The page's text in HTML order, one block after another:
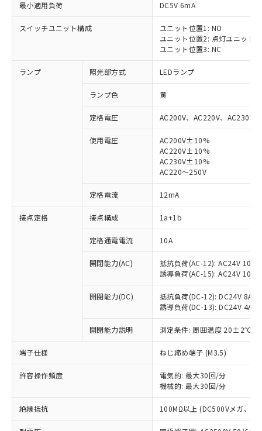
最小適用負荷 DC5V 6mA
スイッチユニット構成
ユニット位置1: NO
ユニット位置2: 点灯ユニット
ユニット位置3: NC
ランプ 照光部方式 LEDランプ
ランプ色 黄
定格電圧 AC200V、AC220V、AC230V
使用電圧
AC200V±10%
AC220V±10%
AC230V±10%
AC220～250V
定格電流 12mA
接点定格 接点構成 1a+1b
定格通電電流 10A
開閉能力(AC)
抵抗負荷(AC-12): AC24V 10A/
誘導負荷(AC-15): AC24V
開閉能力(DC)
抵抗負荷(DC-12): DC24V 8A/
誘導負荷(DC-13): DC24V 4A/
開閉能力説明 測定条件: 周囲温度 20±2℃、
端子仕様 ねじ締め端子 (M3.5)
許容操作頻度
電気的: 最大30回/分
機械的: 最大30回/分
絶縁抵抗 100MΩ以上 (DC500Vメガ、点
ご利用条件
以下の条件をお読みいただき、同意のうえ
ご利用ください。
本サービスは、当社制御機器事業取扱
商品の当社在庫状況および標準価格
(税抜)を提供させていただくもので
当社制御機器事業取扱商品の中には、
本サービスの対象外となる商品もある
※1 対応状況
対応済み：EU RoHS指令（10物質）の
非含有に対応した製品が提供可能な商品で
対応予定：EU RoHS指令（10物質）の非含
有に対応した製品に切り替える予定のある
対応予定なし：EU RoHS指令（10物質）の
非含有に非対応の商品で、対応品を出す予
調査・確認中：EU RoHS指令（10物質）の
非含有の対応状況を調査中または確認中の
商品です。
非該当品：ライセンス料など無形物で、有
害物質有無と関係のない商品です。
仕入先様の事情により、非含有部品として
いたものが、含有品と判明した場合などや
「○」：最大均質材料含有率が中国RoHSの
基準値以下であることを示します。
「×」：最大均質材料含有率が中国RoHSの
基準値を超えていることを示します。
当社は、これら貴社製品のうち、外国